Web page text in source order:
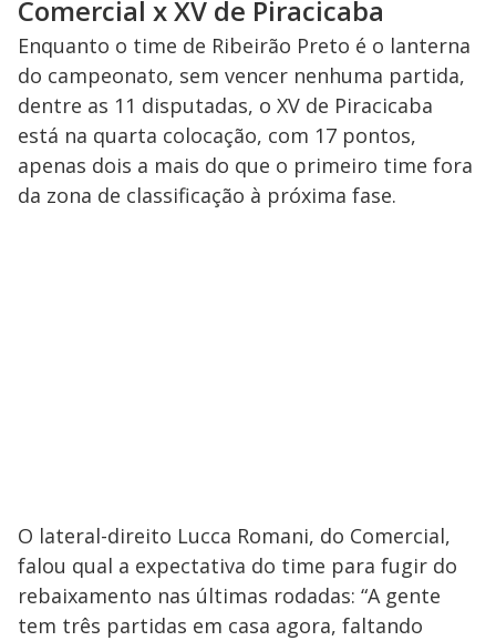
Comercial x XV de Piracicaba
Enquanto o time de Ribeirão Preto é o lanterna
do campeonato, sem vencer nenhuma partida,
dentre as 11 disputadas, o XV de Piracicaba
está na quarta colocação, com 17 pontos,
apenas dois a mais do que o primeiro time fora
da zona de classificação à próxima fase.
O lateral-direito Lucca Romani, do Comercial,
falou qual a expectativa do time para fugir do
rebaixamento nas últimas rodadas: “A gente
tem três partidas em casa agora, faltando